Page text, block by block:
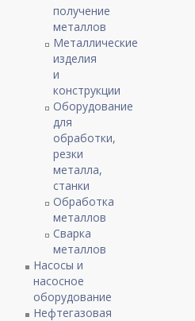
получение
металлов
Металлические
изделия
и
конструкции
Оборудование
для
обработки,
резки
металла,
станки
Обработка
металлов
Сварка
металлов
Насосы и
насосное
оборудование
Нефтегазовая